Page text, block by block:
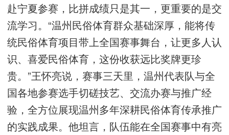
赴宁夏参赛，比拼成绩只是其一，更重要的是交
流学习。“温州民俗体育群众基础深厚，能将传
统民俗体育项目带上全国赛事舞台，让更多人认
识、喜爱民俗体育，这份收获远比奖牌更珍
贵。”王怀亮说，赛事三天里，温州代表队与全
国各地参赛选手切磋技艺、交流办赛与推广经
验，全方位展现温州多年深耕民俗体育传承推广
的实践成果。他坦言，队伍能在全国赛事中有亮